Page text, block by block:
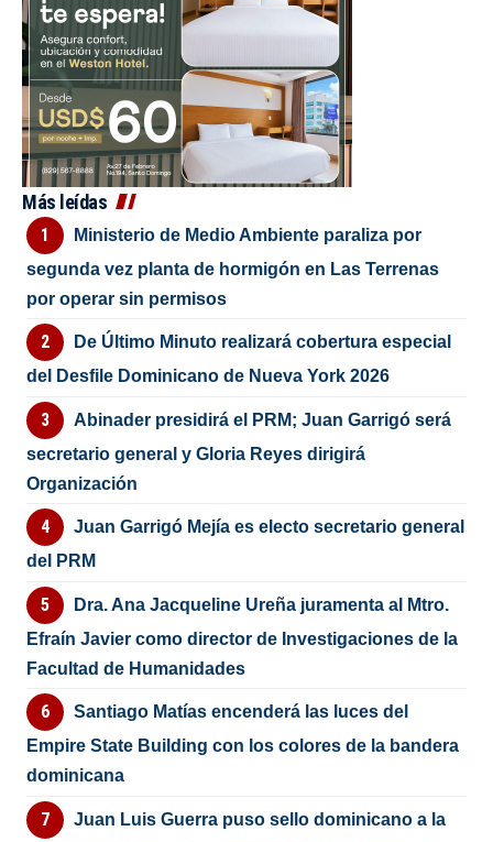
Más leídas
Ministerio de Medio Ambiente paraliza por
segunda vez planta de hormigón en Las Terrenas
por operar sin permisos
De Último Minuto realizará cobertura especial
del Desfile Dominicano de Nueva York 2026
Abinader presidirá el PRM; Juan Garrigó será
secretario general y Gloria Reyes dirigirá
Organización
Juan Garrigó Mejía es electo secretario general
del PRM
Dra. Ana Jacqueline Ureña juramenta al Mtro.
Efraín Javier como director de Investigaciones de la
Facultad de Humanidades
Santiago Matías encenderá las luces del
Empire State Building con los colores de la bandera
dominicana
Juan Luis Guerra puso sello dominicano a la